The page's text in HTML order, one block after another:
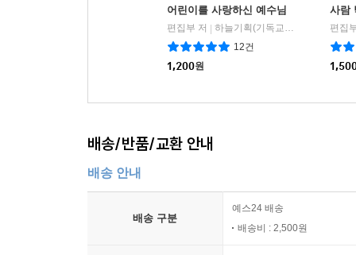
어린이를 사랑하신 예수님
편집부 저
하늘기획(기독교텔레비전)
12건
1,200원
사람
편집
배송/반품/교환 안내
배송 안내
배송 구분
예스24 배송
배송비 : 2,500원